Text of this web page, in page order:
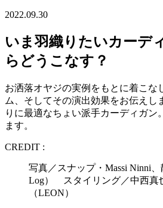
2022.09.30
いま羽織りたいカーデ
らどうこなす？
お洒落オヤジの実例をもとに着こな
ム、そしてその演出効果をお伝えし
りに最適なちょい派手カーディガン
ます。
CREDIT :
写真／スナップ・Massi Ninni
Log） スタイリング／中西
（LEON）